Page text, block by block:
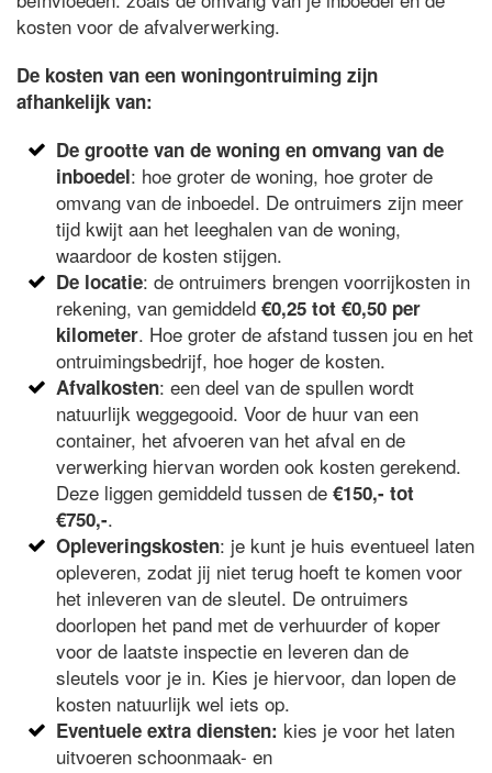
kosten voor de afvalverwerking.
De kosten van een woningontruiming zijn
afhankelijk van:
De grootte van de woning en omvang van de
inboedel: hoe groter de woning, hoe groter de
omvang van de inboedel. De ontruimers zijn meer
tijd kwijt aan het leeghalen van de woning,
waardoor de kosten stijgen.
De locatie: de ontruimers brengen voorrijkosten in
rekening, van gemiddeld€0,25 tot €0,50 per
kilometer. Hoe groter de afstand tussen jou en het
ontruimingsbedrijf, hoe hoger de kosten.
Afvalkosten: een deel van de spullen wordt
natuurlijk weggegooid. Voor de huur van een
container, het afvoeren van het afval en de
verwerking hiervan worden ook kosten gerekend.
Deze liggen gemiddeld tussen de€150,- tot
€750,-.
Opleveringskosten: je kunt je huis eventueel laten
opleveren, zodat jij niet terug hoeft te komen voor
het inleveren van de sleutel. De ontruimers
doorlopen het pand met de verhuurder of koper
voor de laatste inspectie en leveren dan de
sleutels voor je in. Kies je hiervoor, dan lopen de
kosten natuurlijk wel iets op.
Eventuele extra diensten: kies je voor het laten
uitvoeren schoonmaak- en